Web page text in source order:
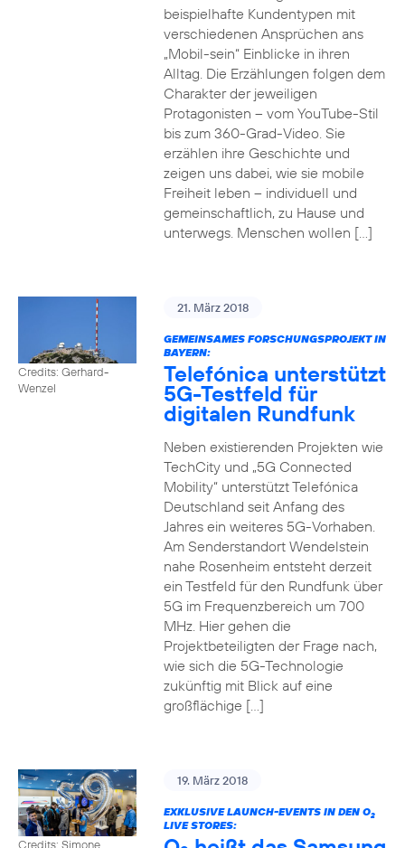
beispielhafte Kundentypen mit
verschiedenen Ansprüchen ans
„Mobil-sein“ Einblicke in ihren
Alltag. Die Erzählungen folgen dem
Charakter der jeweiligen
Protagonisten – vom YouTube-Stil
bis zum 360-Grad-Video. Sie
erzählen ihre Geschichte und
zeigen uns dabei, wie sie mobile
Freiheit leben – individuell und
gemeinschaftlich, zu Hause und
unterwegs. Menschen wollen […]
Credits: Gerhard-
Wenzel
21. März 2018
GEMEINSAMES FORSCHUNGSPROJEKT IN
BAYERN:
Telefónica unterstützt
5G-Testfeld für
digitalen Rundfunk
Neben existierenden Projekten wie
TechCity und „5G Connected
Mobility“ unterstützt Telefónica
Deutschland seit Anfang des
Jahres ein weiteres 5G-Vorhaben.
Am Senderstandort Wendelstein
nahe Rosenheim entsteht derzeit
ein Testfeld für den Rundfunk über
5G im Frequenzbereich um 700
MHz. Hier gehen die
Projektbeteiligten der Frage nach,
wie sich die 5G-Technologie
zukünftig mit Blick auf eine
großflächige […]
Credits: Simone
19. März 2018
EXKLUSIVE LAUNCH-EVENTS IN DEN O2
LIVE STORES: